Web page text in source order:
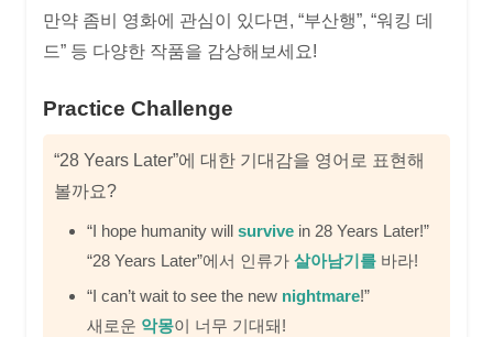
만약 좀비 영화에 관심이 있다면, “부산행”, “워킹 데
드” 등 다양한 작품을 감상해보세요!
Practice Challenge
“28 Years Later”에 대한 기대감을 영어로 표현해
볼까요?
“I hope humanity will survive in 28 Years Later!”
“28 Years Later”에서 인류가 살아남기를 바라!
“I can’t wait to see the new nightmare!”
새로운 악몽이 너무 기대돼!